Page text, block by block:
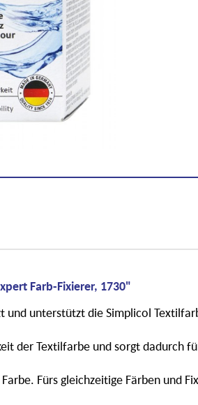
Farb-Fixierer, 1730"
und unterstützt die Simplicol
der Textilfarbe und sorgt dadurch
Fürs gleichzeitige Färben und